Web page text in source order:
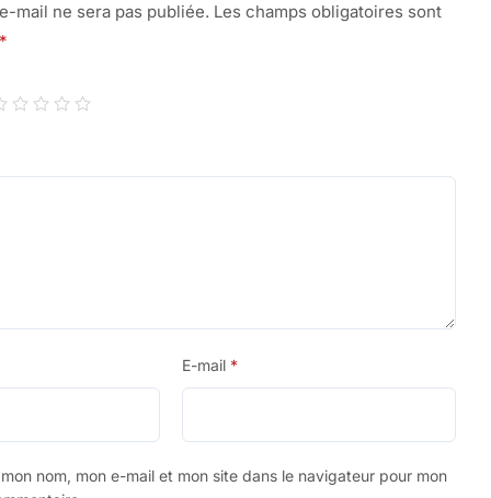
mail ne sera pas publiée. Les champs obligatoires sont
*
E-mail *
nom, mon e-mail et mon site dans le navigateur pour mon